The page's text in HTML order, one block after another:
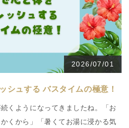
2026/07/01
シュする バスタイムの極意！
くようになってきましたね。「お
くから」「暑くてお湯に浸かる気